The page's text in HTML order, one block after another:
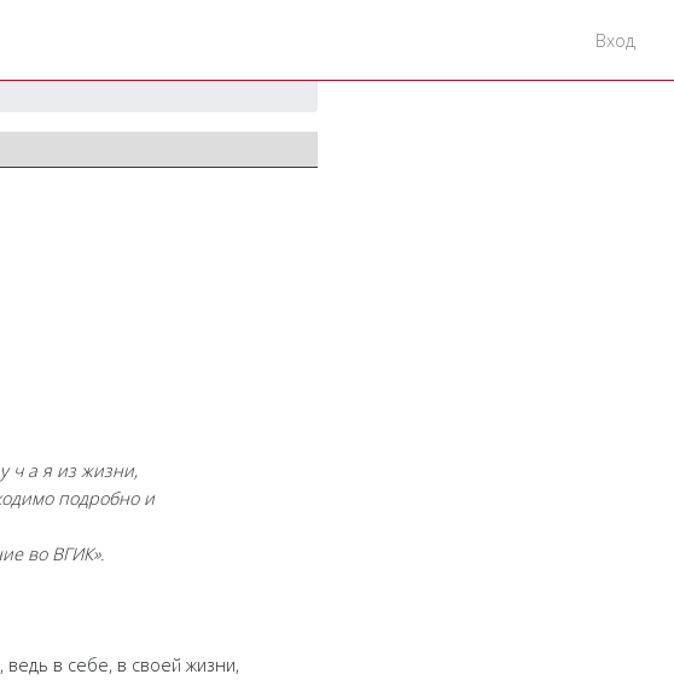
Вход
ч а я из жизни,
подробно и
во ВГИК».
в себе, в своей жизни,